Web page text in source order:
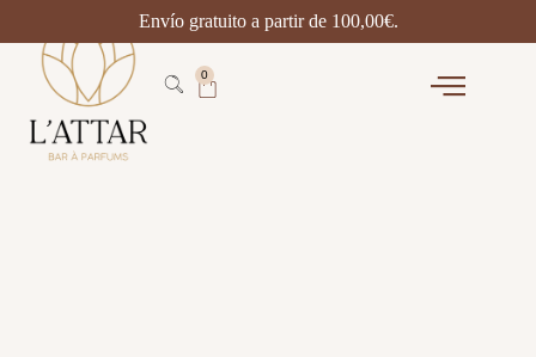
0
Envío gratuito a partir de 100,00€.